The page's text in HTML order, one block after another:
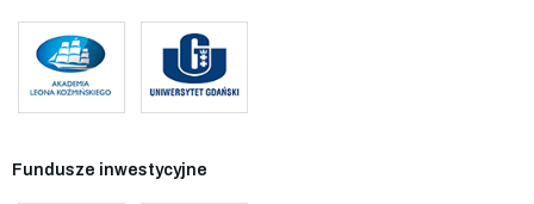
Fundusze inwestycyjne